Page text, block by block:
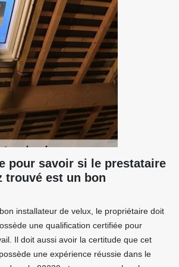
pour savoir si le prestataire
trouvé est un bon
installateur de velux, le propriétaire doit
une qualification certifiée pour
Il doit aussi avoir la certitude que cet
une expérience réussie dans le